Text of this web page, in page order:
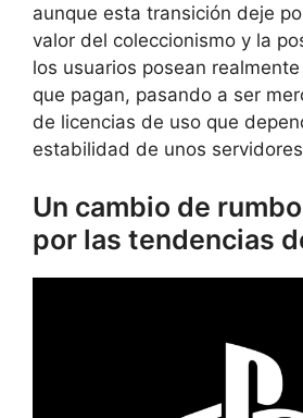
aunque esta transición deje
valor del coleccionismo y la
los usuarios posean
que pagan, pasando a ser
de licencias de uso que
estabilidad de unos
Un cambio de
por las tendencias